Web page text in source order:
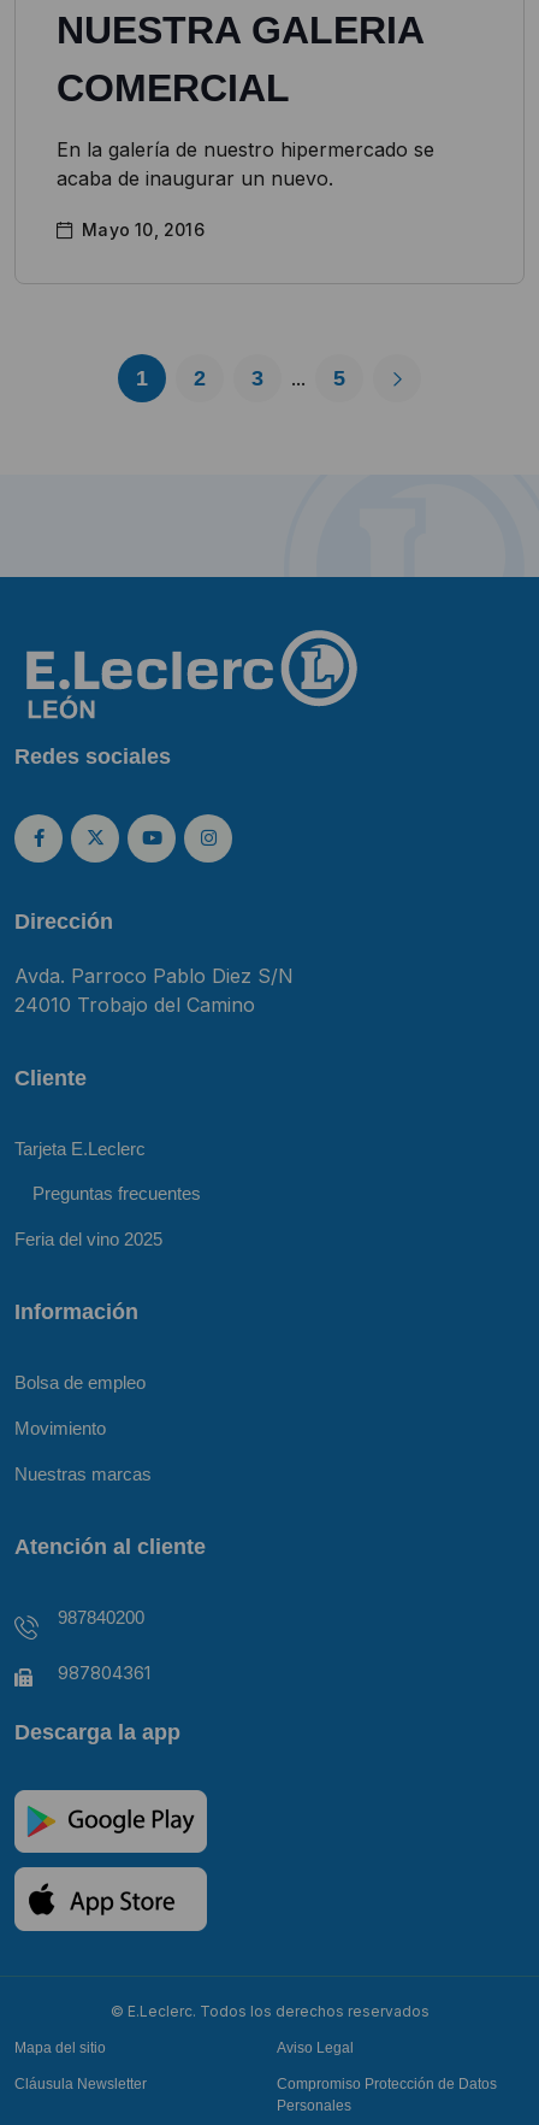
NUESTRA GALERIA
COMERCIAL
En la galería de nuestro hipermercado se
acaba de inaugurar un nuevo.
Mayo 10, 2016
1 2 3 ... 5
Redes sociales
Dirección
Avda. Parroco Pablo Diez S/N
24010 Trobajo del Camino
Cliente
Tarjeta E.Leclerc
Preguntas frecuentes
Feria del vino 2025
Información
Bolsa de empleo
Movimiento
Nuestras marcas
Atención al cliente
987840200
987804361
Descarga la app
© E.Leclerc. Todos los derechos reservados
Mapa del sitio Aviso Legal
Cláusula Newsletter
Compromiso Protección de Datos
Personales